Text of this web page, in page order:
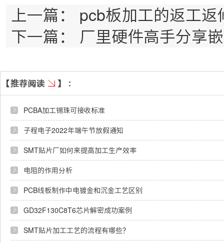
上一篇： pcb板加工的返工返
下一篇： 厂里硬件高手分享
PCBA加工锡珠可接收标准
子程电子2022年端午节放假通知
SMT贴片厂如何来提高加工生产效率
电阻的作用分析
PCB线板制作中电镀金和沉金工艺区别
GD32F130C8T6芯片解密成功案例
SMT贴片加工工艺的流程有哪些？